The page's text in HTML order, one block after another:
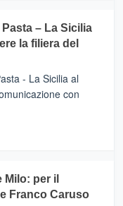
– La Sicilia
la filiera del
- La Sicilia al
con
per il
Franco Caruso